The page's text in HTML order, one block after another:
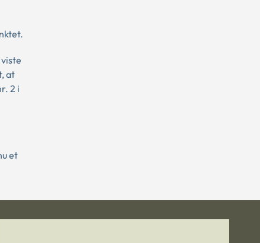
at
2 i
et